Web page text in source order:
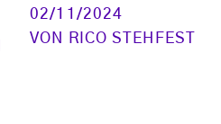
02/11/2024
VON
RICO STEHFEST